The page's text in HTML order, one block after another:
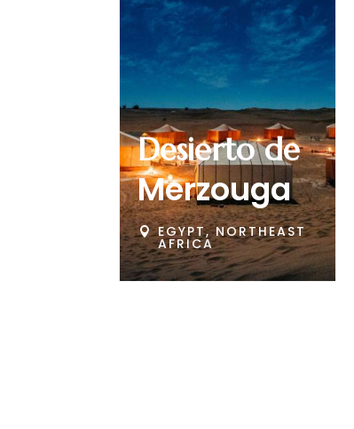
Desierto de
Merzouga
 EGYPT, NORTHEAST
AFRICA